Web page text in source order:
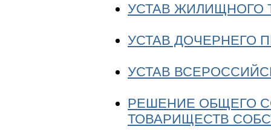
УСТАВ ЖИЛИЩНОГО
УСТАВ ДОЧЕРНЕГО
УСТАВ
РЕШЕНИЕ ОБЩЕГО
ТОВАРИЩЕСТВ